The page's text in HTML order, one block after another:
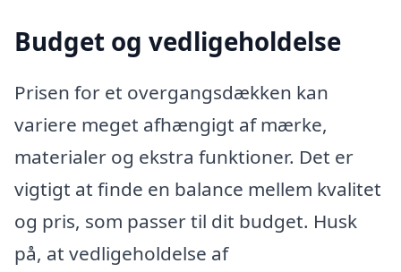
Budget og vedligeholdelse
Prisen for et overgangsdækken kan
variere meget afhængigt af mærke,
materialer og ekstra funktioner. Det er
vigtigt at finde en balance mellem kvalitet
og pris, som passer til dit budget. Husk
på, at vedligeholdelse af